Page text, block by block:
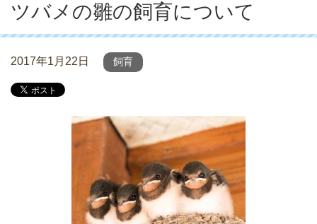
ツバメの雛の飼育について
2017年1月22日 飼育